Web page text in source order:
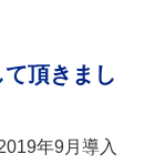
頂きまし
年9月導入